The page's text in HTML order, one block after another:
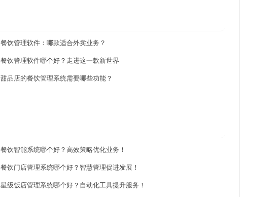
餐饮管理软件：哪款适合外卖业务？
餐饮管理软件哪个好？走进这一款新世界
甜品店的餐饮管理系统需要哪些功能？
餐饮智能系统哪个好？高效策略优化业务！
餐饮门店管理系统哪个好？智慧管理促进发展！
星级饭店管理系统哪个好？自动化工具提升服务！